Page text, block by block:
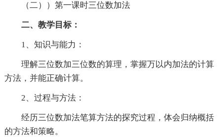
（二））第一课时三位数加法
二、教学目标：
1、知识与能力：
理解三位数加三位数的算理，掌握万以内加法的计算
方法，并能正确计算。
2、过程与方法：
经历三位数加法笔算方法的探究过程，体会归纳概括
的方法和策略。